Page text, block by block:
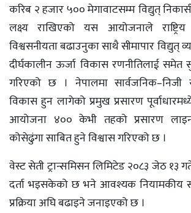
करिब २ हजार ५०० मेगावाटसम्म विद्युत्
लक्ष्य राखिएको यस आयोजनाले राष्ट्रिय
विश्वसनीयता बढाउनुका साथै सीमापार विद्युत्
दीर्घकालीन ऊर्जा विकास रणनीतिलाई समेत
गरिएको छ । नेपालमा सार्वजनिक–निजी
विकास हुन लागेको प्रमुख प्रसारण
आयोजना ४०० केभी तहको प्रसारण लाइन
कोसेढुंगा साबित हुने विश्वास गरिएको छ ।
वेस्ट सेती ट्रान्समिसन लिमिटेड २०८३ जेठ १३
दर्ता भइसकेको छ भने आवश्यक नियामकीय
प्रक्रिया अघि बढाइने जनाइएको छ ।